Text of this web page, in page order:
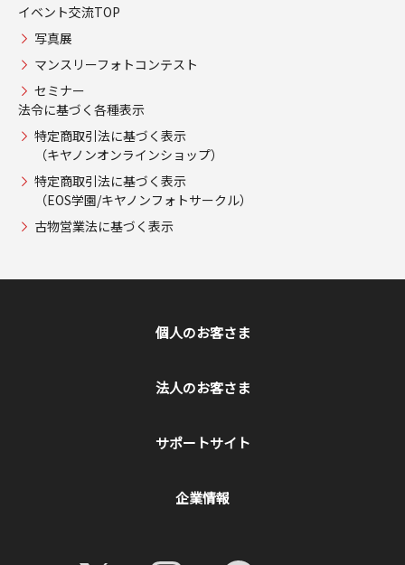
イベント交流TOP
写真展
マンスリーフォトコンテスト
セミナー
法令に基づく各種表示
特定商取引法に基づく表示
（キヤノンオンラインショップ）
特定商取引法に基づく表示
（EOS学園/キヤノンフォトサークル）
古物営業法に基づく表示
個人のお客さま
法人のお客さま
サポートサイト
企業情報